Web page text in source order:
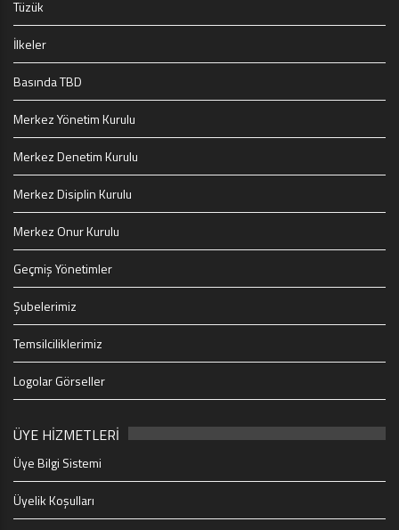
Tüzük
İlkeler
Basında TBD
Merkez Yönetim Kurulu
Merkez Denetim Kurulu
Merkez Disiplin Kurulu
Merkez Onur Kurulu
Geçmiş Yönetimler
Şubelerimiz
Temsilciliklerimiz
Logolar Görseller
ÜYE HİZMETLERİ
Üye Bilgi Sistemi
Üyelik Koşulları